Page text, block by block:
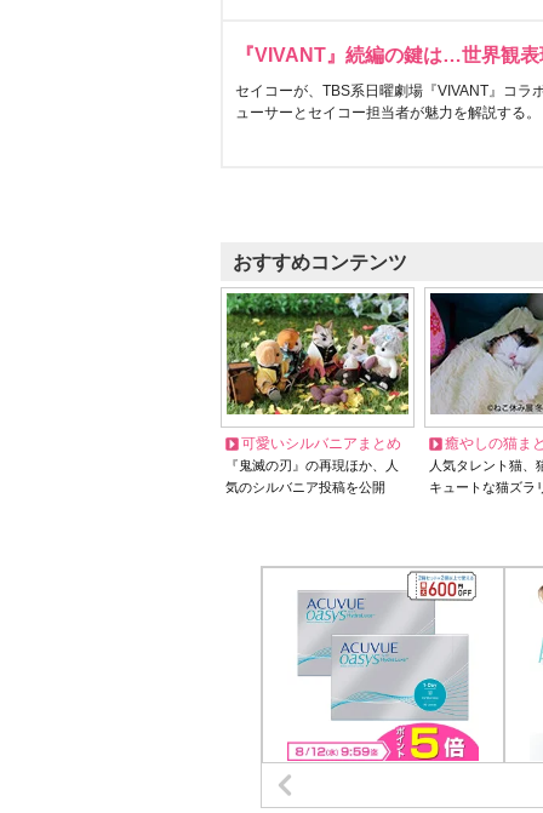
『VIVANT』続編の鍵は…世界観
セイコーが、TBS系日曜劇場『VIVANT』コラ
ューサーとセイコー担当者が魅力を解説する。
おすすめコンテンツ
可愛いシルバニアまとめ
『鬼滅の刃』の再現ほか、人
気のシルバニア投稿を公開
癒やしの猫ま
人気タレント猫
キュートな猫ズラ